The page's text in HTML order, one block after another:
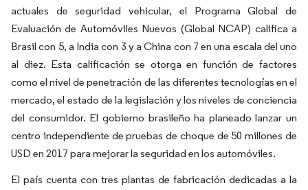
actuales de seguridad vehicular, el Programa Global de
Evaluación de Automóviles Nuevos (Global NCAP) califica a
Brasil con 5, a India con 3 y a China con 7 en una escala del uno
al diez. Esta calificación se otorga en función de factores
como el nivel de penetración de las diferentes tecnologías en el
mercado, el estado de la legislación y los niveles de conciencia
del consumidor. El gobierno brasileño ha planeado lanzar un
centro independiente de pruebas de choque de 50 millones de
USD en 2017 para mejorar la seguridad en los automóviles.
El país cuenta con tres plantas de fabricación dedicadas a la